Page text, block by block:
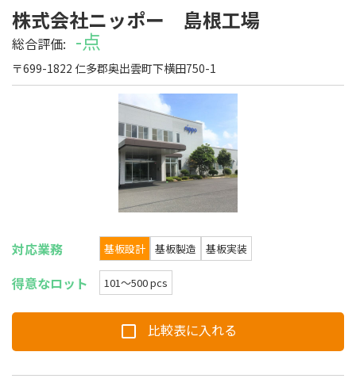
株式会社ニッポー 島根工場
総合評価: -点
〒699-1822 仁多郡奥出雲町下横田750-1
対応業務 基板設計 基板製造 基板実装
得意なロット 101〜500 pcs
比較表に入れる